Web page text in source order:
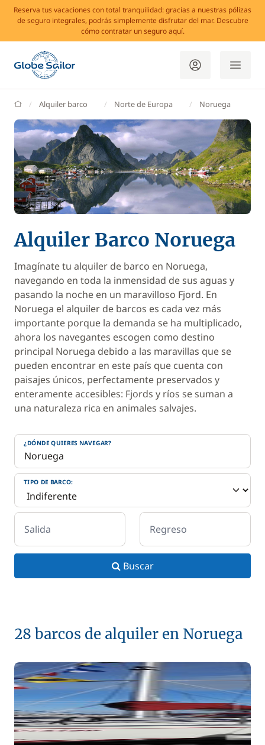
Reserva tus vacaciones con total tranquilidad: gracias a nuestras pólizas
de seguro integrales, podrás simplemente disfrutar del mar. Descubre
cómo contratar un seguro aquí.
GlobeSailor
Alquiler barco Norte de Europa Noruega
Alquiler Barco Noruega
Imagínate tu alquiler de barco en Noruega,
navegando en toda la inmensidad de sus aguas y
pasando la noche en un maravilloso Fjord. En
Noruega el alquiler de barcos es cada vez más
importante porque la demanda se ha multiplicado,
ahora los navegantes escogen como destino
principal Noruega debido a las maravillas que se
pueden encontrar en este país que cuenta con
paisajes únicos, perfectamente preservados y
enteramente accesibles: Fjords y ríos se suman a
una naturaleza rica en animales salvajes.
¿DÓNDE QUIERES NAVEGAR?
TIPO DE BARCO:
Salida Regreso
Buscar
28 barcos de alquiler en Noruega